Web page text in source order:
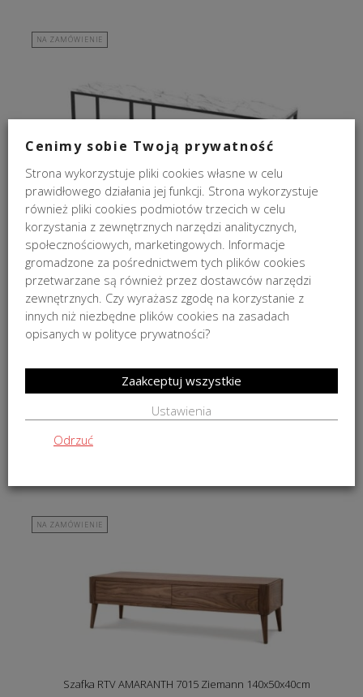
NA ZAMÓWIENIE
Stolik RTV z kamieniem Leo VL
od4 166,00zł
NA ZAMÓWIENIE
NA ZAMÓWIENIE
Szafka RTV AMARANTH 7015 Ziemann 140x50x40cm
Cenimy sobie Twoją prywatność
Strona wykorzystuje pliki cookies własne w celu
prawidłowego działania jej funkcji. Strona wykorzystuje
również pliki cookies podmiotów trzecich w celu
korzystania z zewnętrznych narzędzi analitycznych,
społecznościowych, marketingowych. Informacje
gromadzone za pośrednictwem tych plików cookies
przetwarzane są również przez dostawców narzędzi
zewnętrznych. Czy wyrażasz zgodę na korzystanie z
innych niż niezbędne plików cookies na zasadach
opisanych w polityce prywatności?
Ustawienia
Odrzuć
Zaakceptuj wszystkie